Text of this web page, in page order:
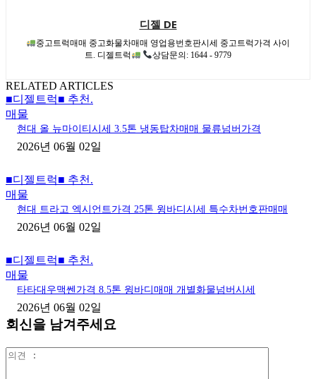
디젤 DE
중고트럭매매 중고화물차매매 영업용번호판시세 중고트럭가격 사이
트. 디젤트럭
상담문의: 1644 - 9779
RELATED ARTICLES
■디젤트럭■ 추천.
매물
현대 올 뉴마이티시세 3.5톤 냉동탑차매매 물류넘버가격
2026년 06월 02일
■디젤트럭■ 추천.
매물
현대 트라고 엑시언트가격 25톤 윙바디시세 특수차번호판매매
2026년 06월 02일
■디젤트럭■ 추천.
매물
타타대우맥쎈가격 8.5톤 윙바디매매 개별화물넘버시세
2026년 06월 02일
회신을 남겨주세요